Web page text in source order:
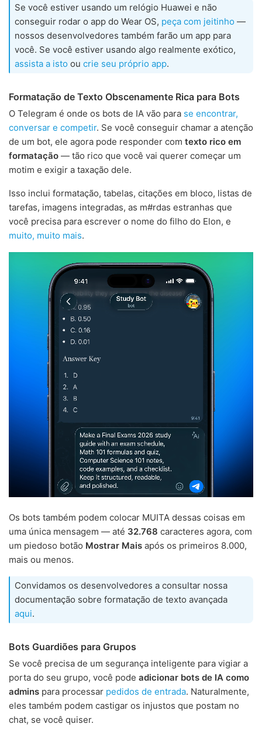
Se você estiver usando um relógio Huawei e não
conseguir rodar o app do Wear OS, peça com jeitinho —
nossos desenvolvedores também farão um app para
você. Se você estiver usando algo realmente exótico,
assista a isto ou crie seu próprio app.
Formatação de Texto Obscenamente Rica para Bots
O Telegram é onde os bots de IA vão para se encontrar,
conversar e competir. Se você conseguir chamar a atenção
de um bot, ele agora pode responder com texto rico em
formatação — tão rico que você vai querer começar um
motim e exigir a taxação dele.
Isso inclui formatação, tabelas, citações em bloco, listas de
tarefas, imagens integradas, as m#rdas estranhas que
você precisa para escrever o nome do filho do Elon, e
muito, muito mais.
Os bots também podem colocar MUITA dessas coisas em
uma única mensagem — até 32.768 caracteres agora, com
um piedoso botão Mostrar Mais após os primeiros 8.000,
mais ou menos.
Convidamos os desenvolvedores a consultar nossa
documentação sobre formatação de texto avançada
aqui.
Bots Guardiões para Grupos
Se você precisa de um segurança inteligente para vigiar a
porta do seu grupo, você pode adicionar bots de IA como
admins para processar pedidos de entrada. Naturalmente,
eles também podem castigar os injustos que postam no
chat, se você quiser.